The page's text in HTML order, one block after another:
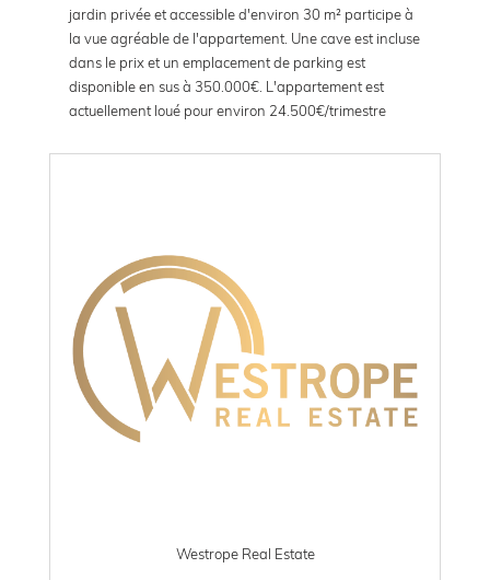
jardin privée et accessible d'environ 30 m² participe à
la vue agréable de l'appartement. Une cave est incluse
dans le prix et un emplacement de parking est
disponible en sus à 350.000€. L'appartement est
actuellement loué pour environ 24.500€/trimestre
Westrope Real Estate